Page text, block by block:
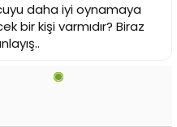
daha iyi oynamaya
bir kişi varmıdır? Biraz